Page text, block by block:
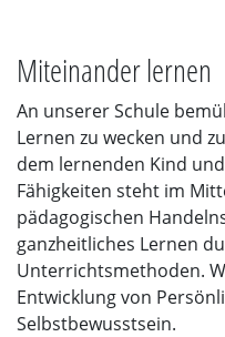
Miteinander lernen
An unserer Schule
Lernen zu wecken und
dem lernenden Kind
Fähigkeiten steht im
pädagogischen
ganzheitliches Lernen
Unterrichtsmethoden.
Entwicklung von
Selbstbewusstsein.